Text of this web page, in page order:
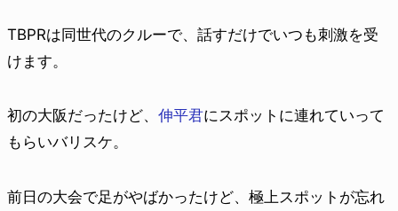
TBPRは同世代のクルーで、話すだけでいつも刺激を受
けます。
初の大阪だったけど、 伸平君にスポットに連れていって
もらいバリスケ。
前日の大会で足がやばかったけど、極上スポットが忘れ